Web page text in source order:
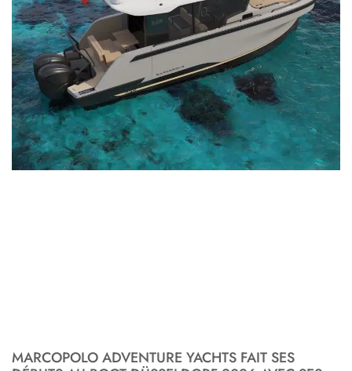
MARCOPOLO ADVENTURE YACHTS FAIT SES